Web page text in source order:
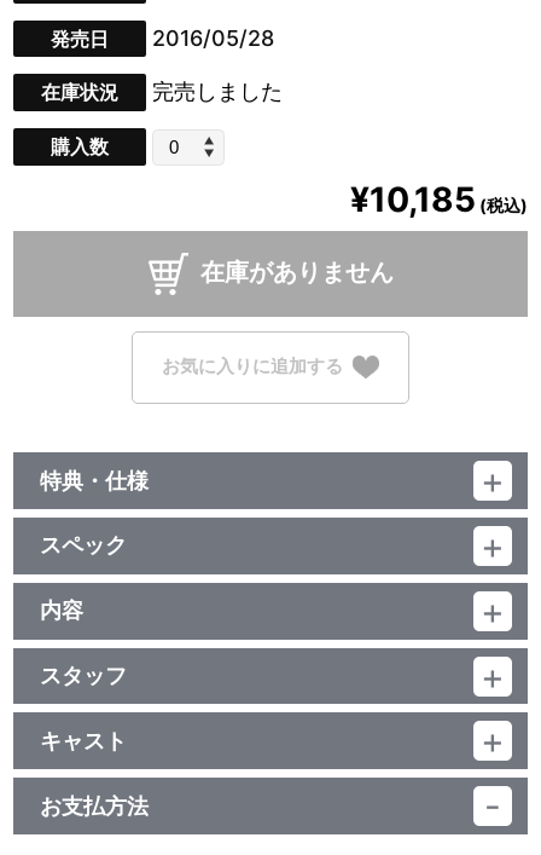
発売日 2016/05/28
在庫状況 完売しました
購入数
¥10,185 (税込)
在庫がありません
お気に入りに追加する
特典・仕様
特典
＜Collector's Edition 限定特典＞
（１）安彦良和 描き下ろし飾れる収納箱（LDサイズ、約32.8cm
x 32.8cm）
（２）安彦良和 絵コンテ集＆設定資料集（290P予定）
（３）複製セル画＆原画集（10P）
（４）安彦良和 描き下ろし飾れる収納箱イラストシート
＜Collector's Edition ／ 通常版 共通特典＞
（５）安彦良和 コミックネームを使用した解説書(32P)
（６）安彦良和描き下ろしスリーブ
（７）スタッフ・キャストオーディオコメンタリー
（８）特製ブックレット (12P）
※特典・仕様等は予告なく変更する場合がございます。
スペック
品番：BDOT-0201
ジャンル：オリジナルアニメ
（本編約60分＋特典約15分）／DTS-HD Master Audio(5.1ch)・ﾘﾆ
ｱPCM(ｽﾃﾚｵ)・DTS(ｽﾃﾚｵ)／AVC／BD50G／16:9<1080p High
Definition>／日本語・英語音声収録／日本語・英語・仏語・韓国
語・中国語繁体字(台湾・香港)・中国語簡体字字幕付(ON・OFF可
能)／カラー／（予）75分／全4巻
内容
制作年度：2016年
【1話収録】
■第3話「暁の蜂起」
宇宙世紀0074年。
テキサス・コロニーを離れたエドワウ・マスは身分を偽り、シャ
ア・アズナブルとしてジオン自治共和国国防軍士官学校に入学す
る。
同期となったザビ家の御曹司ガルマと親交を深めるシャア。次第
スタッフ
原作：矢立 肇・富野由悠季（「機動戦士ガンダム」より）／漫画
原作：安彦良和（KADOKAWA「機動戦士ガンダム THE ORIGIN」
より）／アニメーションキャラクターデザイン：安彦良和・ことぶ
きつかさ／オリジナルメカニカルデザイン：大河原邦男／メカニカ
ルデザイン：カトキハジメ・山根公利・明貴美加・アストレイズ／
脚本：隅沢克之／演出：江上 潔／総作画監督：西村博之／メカニ
キャスト
シャア・アズナブル：池田秀一／ガルマ・ザビ：柿原徹也／リノ・
フェルナンデス：前野智昭／デギン・ソド・ザビ：浦山 迅／ギレ
ン・ザビ:銀河万丈／ドズル・ザビ：三宅健太／キシリア・ザビ：渡
お支払方法